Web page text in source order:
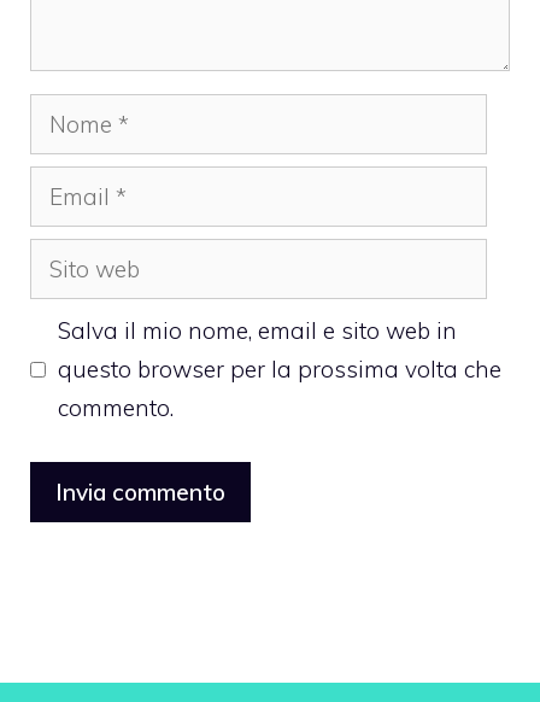
Nome
Email
Sito
web
Salva il mio nome, email e sito web in
questo browser per la prossima volta che
commento.